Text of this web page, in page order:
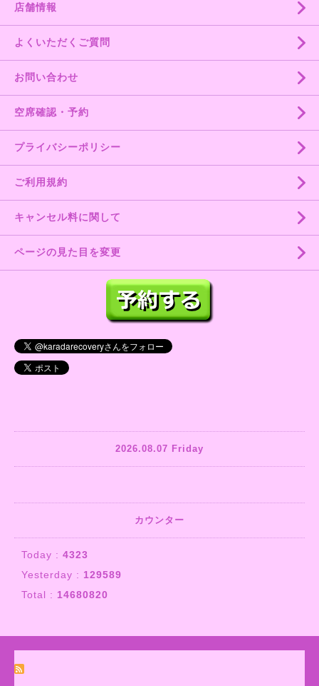
店舗情報
よくいただくご質問
お問い合わせ
空席確認・予約
プライバシーポリシー
ご利用規約
キャンセル料に関して
ページの見た目を変更
2026.08.07 Friday
カウンター
Today : 4323
Yesterday : 129589
Total : 14680820